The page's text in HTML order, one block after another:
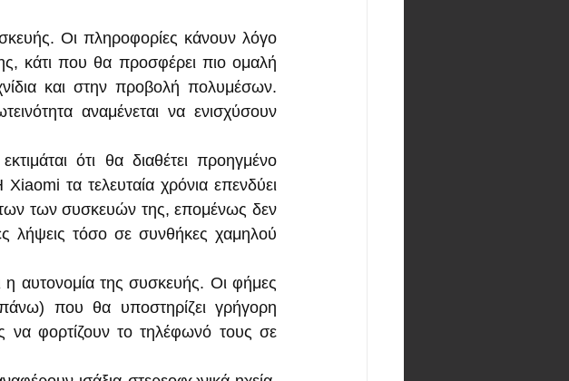
Οι πληροφορίες κάνουν λόγο
κάτι που θα προσφέρει πιο ομαλή
και στην προβολή πολυμέσων.
αναμένεται να ενισχύσουν
ότι θα διαθέτει προηγμένο
τα τελευταία χρόνια επενδύει
των συσκευών της, επομένως δεν
λήψεις τόσο σε συνθήκες χαμηλού
η αυτονομία της συσκευής. Οι φήμες
που θα υποστηρίζει γρήγορη
να φορτίζουν το τηλέφωνό τους σε